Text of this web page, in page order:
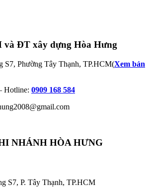
và ĐT xây dựng Hòa Hưng
S7, Phường Tây Thạnh, TP.HCM(Xem bản
Hotline: 0909 168 584
NHÁNH HÒA HƯNG
S7, P. Tây Thạnh, TP.HCM